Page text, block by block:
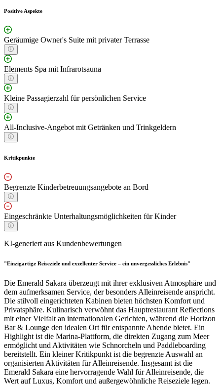
Positive Aspekte
Geräumige Owner's Suite mit privater Terrasse
Elements Spa mit Infrarotsauna
Kleine Passagierzahl für persönlichen Service
All-Inclusive-Angebot mit Getränken und Trinkgeldern
Kritikpunkte
Begrenzte Kinderbetreuungsangebote an Bord
Eingeschränkte Unterhaltungsmöglichkeiten für Kinder
KI-generiert aus Kundenbewertungen
"Einzigartige Reiseziele und exzellenter Service – ein unvergessliches Erlebnis"
Die Emerald Sakara überzeugt mit ihrer exklusiven Atmosphäre und
dem aufmerksamen Service, der besonders Alleinreisende anspricht.
Die stilvoll eingerichteten Kabinen bieten höchsten Komfort und
Privatsphäre. Kulinarisch verwöhnt das Hauptrestaurant Reflections
mit einer Vielfalt an internationalen Gerichten, während die Horizon
Bar & Lounge den idealen Ort für entspannte Abende bietet. Ein
Highlight ist die Marina-Plattform, die direkten Zugang zum Meer
ermöglicht und Aktivitäten wie Schnorcheln und Paddleboarding
bereitstellt. Ein kleiner Kritikpunkt ist die begrenzte Auswahl an
organisierten Aktivitäten für Alleinreisende. Insgesamt ist die
Emerald Sakara eine hervorragende Wahl für Alleinreisende, die
Wert auf Luxus, Komfort und außergewöhnliche Reiseziele legen.